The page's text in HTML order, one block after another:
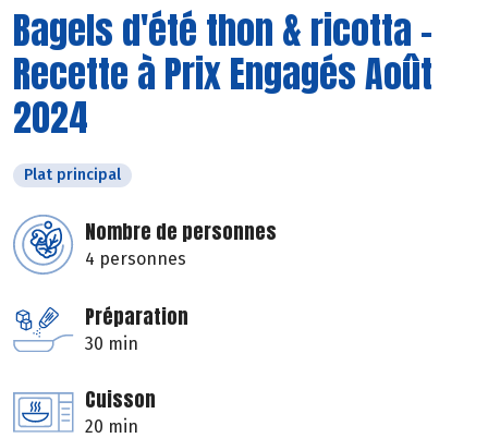
Bagels d'été thon & ricotta -
Recette à Prix Engagés Août
2024
Plat principal
Nombre de personnes
4 personnes
Préparation
30 min
Cuisson
20 min